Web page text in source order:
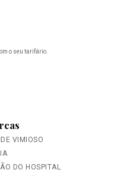
o seu tarifário.
VIMIOSO
DO HOSPITAL